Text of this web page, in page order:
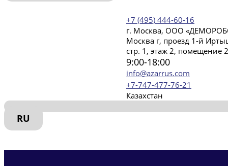
+7 (495) 444-60-16
г. Москва, ООО
Москва г, проезд 1-й
стр. 1, этаж 2, помещение
9:00-18:00
info@azarrus.com
+7-747-477-76-21
Казахстан
RU